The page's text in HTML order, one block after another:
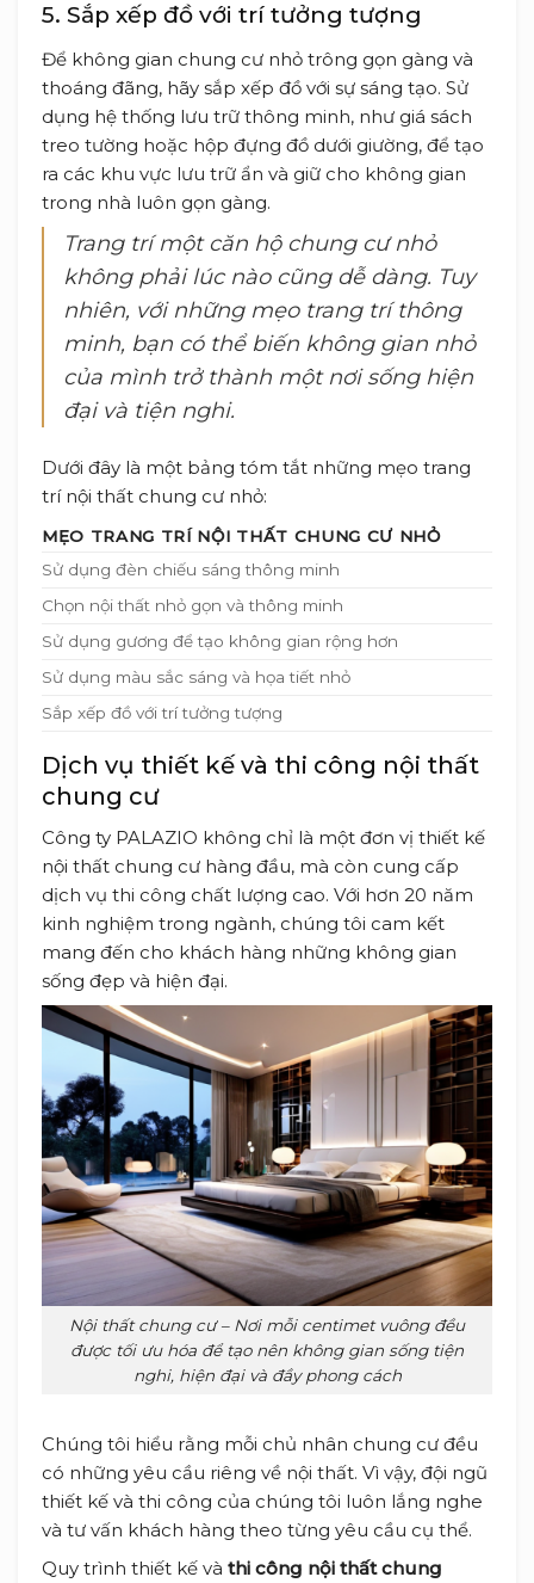
5. Sắp xếp đồ với trí tưởng tượng
Để không gian chung cư nhỏ trông gọn gàng và
thoáng đãng, hãy sắp xếp đồ với sự sáng tạo. Sử
dụng hệ thống lưu trữ thông minh, như giá sách
treo tường hoặc hộp đựng đồ dưới giường, để tạo
ra các khu vực lưu trữ ẩn và giữ cho không gian
trong nhà luôn gọn gàng.
Trang trí một căn hộ chung cư nhỏ
không phải lúc nào cũng dễ dàng. Tuy
nhiên, với những mẹo trang trí thông
minh, bạn có thể biến không gian nhỏ
của mình trở thành một nơi sống hiện
đại và tiện nghi.
Dưới đây là một bảng tóm tắt những mẹo trang
trí nội thất chung cư nhỏ:
MẸO TRANG TRÍ NỘI THẤT CHUNG CƯ NHỎ
Sử dụng đèn chiếu sáng thông minh
Chọn nội thất nhỏ gọn và thông minh
Sử dụng gương để tạo không gian rộng hơn
Sử dụng màu sắc sáng và họa tiết nhỏ
Sắp xếp đồ với trí tưởng tượng
Dịch vụ thiết kế và thi công nội thất
chung cư
Công ty PALAZIO không chỉ là một đơn vị thiết kế
nội thất chung cư hàng đầu, mà còn cung cấp
dịch vụ thi công chất lượng cao. Với hơn 20 năm
kinh nghiệm trong ngành, chúng tôi cam kết
mang đến cho khách hàng những không gian
sống đẹp và hiện đại.
Nội thất chung cư – Nơi mỗi centimet vuông đều
được tối ưu hóa để tạo nên không gian sống tiện
nghi, hiện đại và đầy phong cách
Chúng tôi hiểu rằng mỗi chủ nhân chung cư đều
có những yêu cầu riêng về nội thất. Vì vậy, đội ngũ
thiết kế và thi công của chúng tôi luôn lắng nghe
và tư vấn khách hàng theo từng yêu cầu cụ thể.
Quy trình thiết kế và thi công nội thất chung